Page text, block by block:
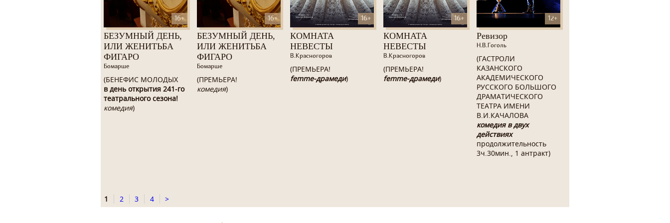
16+
БЕЗУМНЫЙ ДЕНЬ,
ИЛИ ЖЕНИТЬБА
ФИГАРО
Бомарше
(БЕНЕФИС МОЛОДЫХ
в день открытия 241-го
театрального сезона!
комедия)
16+
БЕЗУМНЫЙ ДЕНЬ,
ИЛИ ЖЕНИТЬБА
ФИГАРО
Бомарше
(ПРЕМЬЕРА!
комедия)
16+
КОМНАТА
НЕВЕСТЫ
В.Красногоров
(ПРЕМЬЕРА!
femme-драмеди)
16+
КОМНАТА
НЕВЕСТЫ
В.Красногоров
(ПРЕМЬЕРА!
femme-драмеди)
12+
Ревизор
Н.В.Гоголь
(ГАСТРОЛИ
КАЗАНСКОГО
АКАДЕМИЧЕСКОГО
РУССКОГО БОЛЬШОГО
ДРАМАТИЧЕСКОГО
ТЕАТРА ИМЕНИ
В.И.КАЧАЛОВА
комедия в двух
действиях
продолжительность
3ч.30мин., 1 антракт)
1 2 3 4 >